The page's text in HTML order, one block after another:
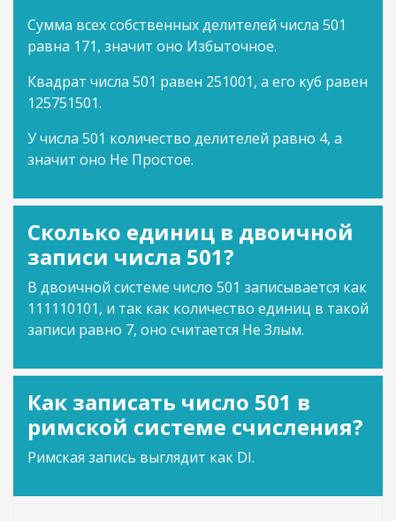
Сумма всех собственных делителей числа 501
равна 171, значит оно Избыточное.
Квадрат числа 501 равен 251001, а его куб равен
125751501.
У числа 501 количество делителей равно 4, а
значит оно Не Простое.
Сколько единиц в двоичной
записи числа 501?
В двоичной системе число 501 записывается как
111110101, и так как количество единиц в такой
записи равно 7, оно считается Не Злым.
Как записать число 501 в
римской системе счисления?
Римская запись выглядит как DI.